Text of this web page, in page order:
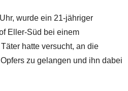
wurde ein 21-jähriger
Eller-Süd bei einem
hatte versucht, an die
zu gelangen und ihn dabei